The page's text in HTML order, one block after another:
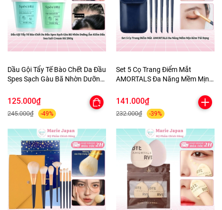
Dầu Gội Tẩy Tế Bào Chết Da Đầu
Spes Sạch Gàu Bã Nhờn Dưỡng
Hũ 280g
125.000₫
245.000₫ -49%
Set 5 Cọ Trang Điểm Mắt
AMORTALS Đa Năng Mềm Mịn
141.000₫
232.000₫ -39%